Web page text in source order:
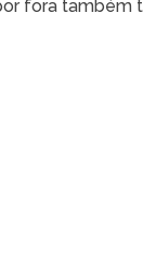
fora também